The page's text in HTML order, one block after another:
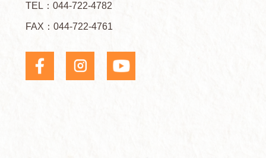
TEL： 044-722-4782
FAX：044-722-4761